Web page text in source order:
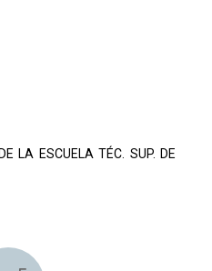
LA ESCUELA TÉC. SUP. DE